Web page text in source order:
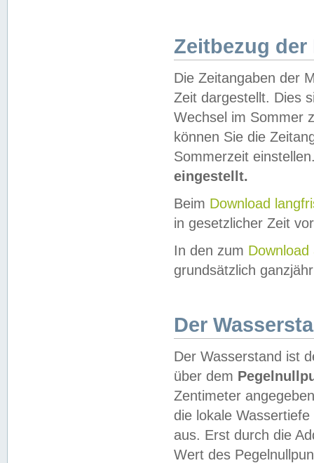
Zeitbezug der
Die Zeitangaben der
Zeit dargestellt. Dies
Wechsel im Sommer
können Sie die
Sommerzeit
eingestellt.
Beim Download
in gesetzlicher Zeit
In den zum Download
grundsätzlich
Der
Der Wasserstand ist
über dem
Zentimeter
die lokale
aus. Erst durch die
Wert des